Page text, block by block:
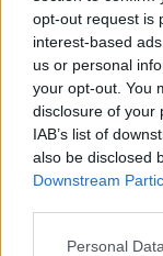
opt-out request is
interest-based
us or personal
your opt-out. You
disclosure of your
IAB’s list of
also be disclosed
Downstream
Please note that
Personal
A 10. helyért is
utolsó pontszerző
07:32
Antonelli a 11.
negyedik helyre.
helyezett az
Russelltől. Szóval